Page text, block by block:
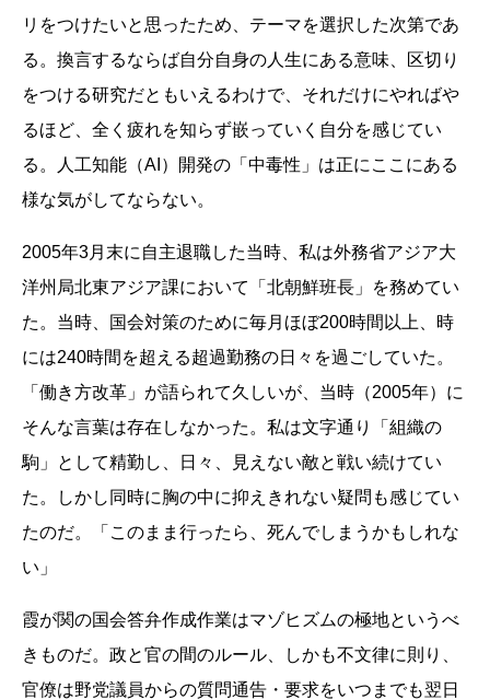
リをつけたいと思ったため、テーマを選択した次第であ
る。換言するならば自分自身の人生にある意味、区切り
をつける研究だともいえるわけで、それだけにやればや
るほど、全く疲れを知らず嵌っていく自分を感じてい
る。人工知能（AI）開発の「中毒性」は正にここにある
様な気がしてならない。
2005年3月末に自主退職した当時、私は外務省アジア大
洋州局北東アジア課において「北朝鮮班長」を務めてい
た。当時、国会対策のために毎月ほぼ200時間以上、時
には240時間を超える超過勤務の日々を過ごしていた。
「働き方改革」が語られて久しいが、当時（2005年）に
そんな言葉は存在しなかった。私は文字通り「組織の
駒」として精勤し、日々、見えない敵と戦い続けてい
た。しかし同時に胸の中に抑えきれない疑問も感じてい
たのだ。「このまま行ったら、死んでしまうかもしれな
い」
霞が関の国会答弁作成作業はマゾヒズムの極地というべ
きものだ。政と官の間のルール、しかも不文律に則り、
官僚は野党議員からの質問通告・要求をいつまでも翌日